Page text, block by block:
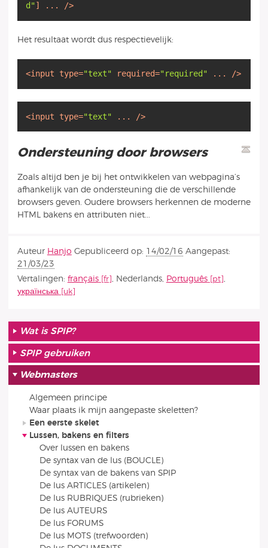
d" ] ... />
Het resultaat wordt dus respectievelijk:
<input type="text" required="required" ... />
<input type="text" ... />
Ondersteuning door browsers
Zoals altijd ben je bij het ontwikkelen van webpagina’s
afhankelijk van de ondersteuning die de verschillende
browsers geven. Oudere browsers herkennen de moderne
HTML bakens en attributen niet...
Auteur Hanjo Gepubliceerd op: 14/02/16 Aangepast:
21/03/23
Vertalingen: français , Nederlands, Português
,
українська
Wat is SPIP?
SPIP gebruiken
Webmasters
Algemeen principe
Waar plaats ik mijn aangepaste skeletten?
Een eerste skelet
Lussen, bakens en filters
Over lussen en bakens
De syntax van de lus (BOUCLE)
De syntax van de bakens van SPIP
De lus ARTICLES (artikelen)
De lus RUBRIQUES (rubrieken)
De lus AUTEURS
De lus FORUMS
De lus MOTS (trefwoorden)